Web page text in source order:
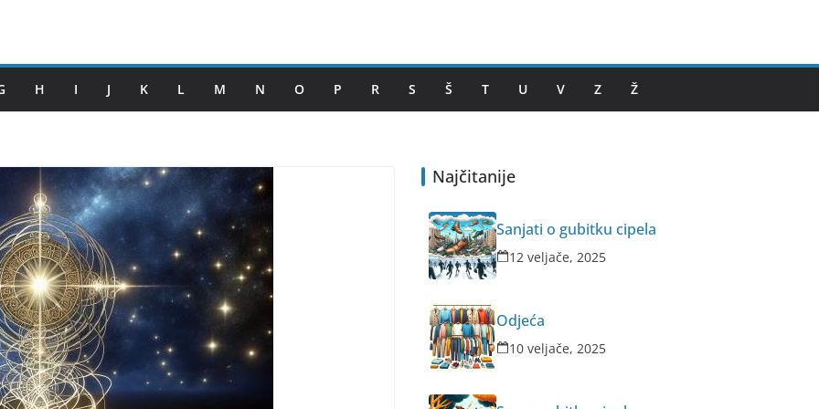
H I J K L M N O P R S Š T U V Z Ž
Najčitanije
Sanjati o gubitku cipela
12 veljače, 2025
Odjeća
10 veljače, 2025